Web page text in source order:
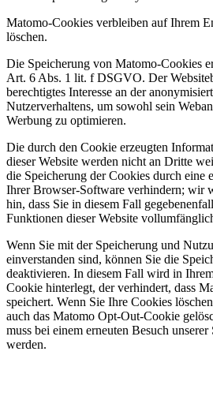
Matomo-Cookies verbleiben auf Ihrem
löschen.
Die Speicherung von Matomo-Cookies
Art. 6 Abs. 1 lit. f DSGVO. Der
berechtigtes Interesse an der
Nutzerverhaltens, um sowohl sein
Werbung zu optimieren.
Die durch den Cookie erzeugten
dieser Website werden nicht an Dritte
die Speicherung der Cookies durch eine
Ihrer Browser-Software verhindern; wir
hin, dass Sie in diesem Fall
Funktionen dieser Website
Wenn Sie mit der Speicherung und
einverstanden sind, können Sie die
deaktivieren. In diesem Fall wird in
Cookie hinterlegt, der verhindert, dass
speichert. Wenn Sie Ihre Cookies
auch das Matomo Opt-Out-Cookie
muss bei einem erneuten Besuch
werden.